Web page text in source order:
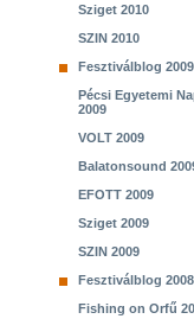
Sziget 2010
SZIN 2010
Fesztiválblog 2009
Pécsi Egyetemi
2009
VOLT 2009
Balatonsound
EFOTT 2009
Sziget 2009
SZIN 2009
Fesztiválblog 2008
Fishing on Orfű